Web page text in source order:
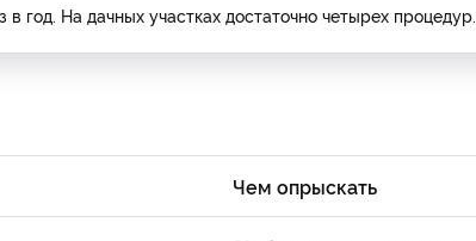
На дачных участках достаточно четырех процедур.
Чем опрыскать